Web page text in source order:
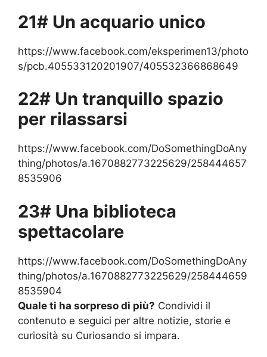
21# Un acquario unico
https://www.facebook.com/eksperimen13/photo
s/pcb.405533120201907/405532366868649
22# Un tranquillo spazio
per rilassarsi
https://www.facebook.com/DoSomethingDoAny
thing/photos/a.1670882773225629/258444657
8535906
23# Una biblioteca
spettacolare
https://www.facebook.com/DoSomethingDoAny
thing/photos/a.1670882773225629/258444659
8535904
Quale ti ha sorpreso di più? Condividi il
contenuto e seguici per altre notizie, storie e
curiosità su Curiosando si impara.